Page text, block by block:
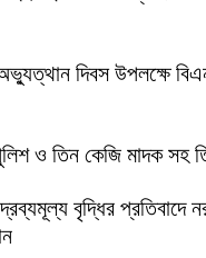
দিবস উপলক্ষে
ও তিন কেজি মাদক সহ
বৃদ্ধির প্রতিবাদে